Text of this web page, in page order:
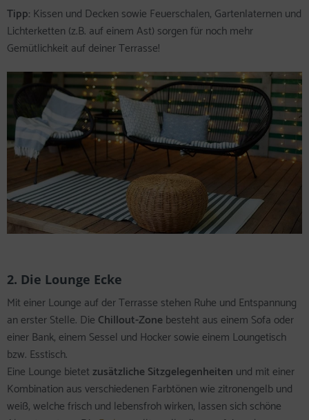
Tipp: Kissen und Decken sowie Feuerschalen, Gartenlaternen und
Lichterketten (z.B. auf einem Ast) sorgen für noch mehr
Gemütlichkeit auf deiner Terrasse!
2. Die Lounge Ecke
Mit einer Lounge auf der Terrasse stehen Ruhe und Entspannung
an erster Stelle. Die Chillout-Zonebesteht aus einem Sofa oder
einer Bank, einem Sessel und Hocker sowie einem Loungetisch
bzw. Esstisch.
Eine Lounge bietetzusätzliche Sitzgelegenheiten und mit einer
Kombination aus verschiedenen Farbtönen wie zitronengelb und
weiß, welche frisch und lebensfroh wirken, lassen sich schöne